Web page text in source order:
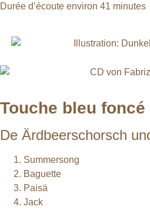
Durée d’écoute environ 41 minutes
Touche bleu foncé
De Ärdbeerschorsch
Summersong
Baguette
Paisä
Jack